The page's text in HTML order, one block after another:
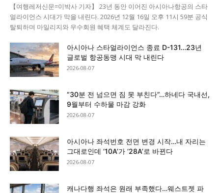
【여행레저신문=이박사 기자】 23년 동안 이어진 아시아나항공의 스타
얼라이언스 시대가 막을 내린다. 2026년 12월 16일 오후 11시 59분 공식
탈퇴하며 마일리지와 우수회원 혜택 체계도 달라진다.
아시아나 스타얼라이언스 종료 D-131…23년
글로벌 항공동맹 시대 막 내린다
2026-08-07
“30분 전 넘으면 짐 못 부친다”…하네다 국내선,
9월부터 수하물 마감 강화
2026-08-07
아시아나 좌석번호 전면 변경 시작…내 자리는
그대로인데 ‘10A’가 ‘28A’로 바뀐다
2026-08-07
캐나다행 좌석은 원래 부족했다…웨스트젯 파